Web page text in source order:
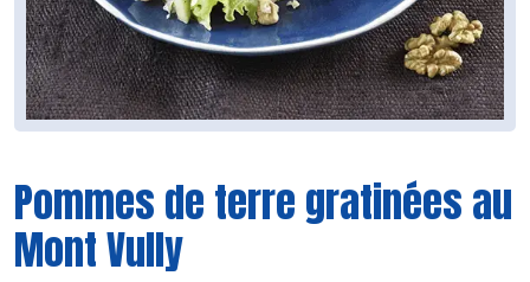
Pommes de terre gratinées au
Mont Vully